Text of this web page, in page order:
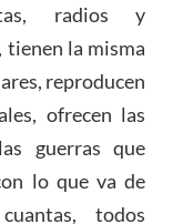
radios y
tienen la misma
reproducen
ofrecen las
guerras que
lo que va de
todos